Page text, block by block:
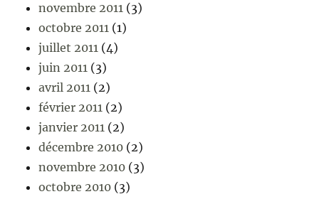
novembre 2011 (3)
octobre 2011 (1)
juillet 2011 (4)
juin 2011 (3)
avril 2011 (2)
février 2011 (2)
janvier 2011 (2)
décembre 2010 (2)
novembre 2010 (3)
octobre 2010 (3)